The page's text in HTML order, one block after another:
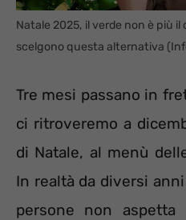
Natale 2025, il verde non è più
scelgono questa alternativa
Tre mesi passano in
ci ritroveremo a
di Natale, al menù
In realtà da diversi
persone non aspetta